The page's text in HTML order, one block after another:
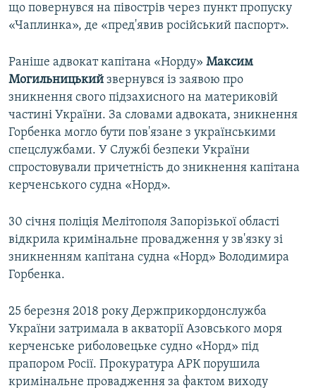
що повернувся на півострів через пункт пропуску
«Чаплинка», де «пред'явив російський паспорт».
Раніше адвокат капітана «Норду» Максим
Могильницький звернувся із заявою про
зникнення свого підзахисного на материковій
частині України. За словами адвоката, зникнення
Горбенка могло бути пов'язане з українськими
спецслужбами. У Службі безпеки України
спростовували причетність до зникнення капітана
керченського судна «Норд».
30 січня поліція Мелітополя Запорізької області
відкрила кримінальне провадження у зв'язку зі
зникненням капітана судна «Норд» Володимира
Горбенка.
25 березня 2018 року Держприкордонслужба
України затримала в акваторії Азовського моря
керченське риболовецьке судно «Норд» під
прапором Росії. Прокуратура АРК порушила
кримінальне провадження за фактом виходу